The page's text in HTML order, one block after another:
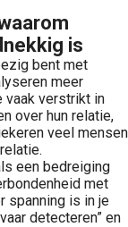
is
bent met
meer
vaak verstrikt in
over hun relatie,
veel mensen
een bedreiging
met
spanning is in je
detecteren” en